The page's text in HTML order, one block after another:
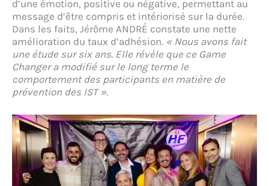
d’une émotion, positive ou négative, permettant au
message d’être compris et intériorisé sur la durée.
Dans les faits, Jérôme ANDRÉ constate une nette
amélioration du taux d’adhésion. « Nous avons fait
une étude sur six ans. Elle révèle que ce Game
Changer a modifié sur le long terme le
comportement des participants en matière de
prévention des IST ».